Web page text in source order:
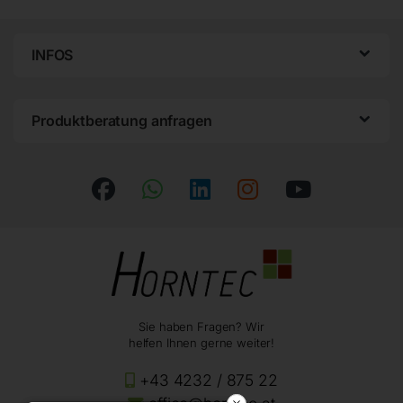
INFOS
Produktberatung anfragen
Sie haben Fragen? Wir
helfen Ihnen gerne weiter!
+43 4232 / 875 22